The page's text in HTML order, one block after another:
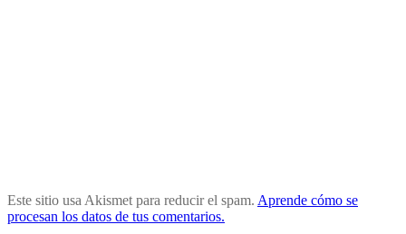
Este sitio usa Akismet para reducir el spam. Aprende cómo se
procesan los datos de tus comentarios.